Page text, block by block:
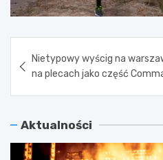
wpisu
Nietypowy wyścig na
na plecach jako część
Aktualności